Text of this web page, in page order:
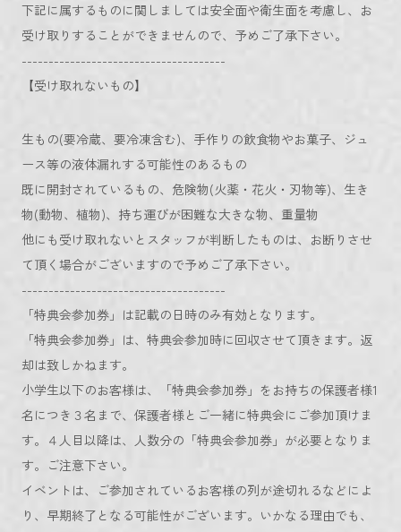
下記に属するものに関しましては安全面や衛生面を考慮し、お
受け取りすることができませんので、予めご了承下さい。
--------------------------------------
【受け取れないもの】
生もの(要冷蔵、要冷凍含む)、手作りの飲食物やお菓子、ジュ
ース等の液体漏れする可能性のあるもの
既に開封されているもの、危険物(火薬・花火・刃物等)、生き
物(動物、植物)、持ち運びが困難な大きな物、重量物
他にも受け取れないとスタッフが判断したものは、お断りさせ
て頂く場合がございますので予めご了承下さい。
--------------------------------------
「特典会参加券」は記載の日時のみ有効となります。
「特典会参加券」は、特典会参加時に回収させて頂きます。返
却は致しかねます。
小学生以下のお客様は、「特典会参加券」をお持ちの保護者様1
名につき３名まで、保護者様とご一緒に特典会にご参加頂けま
す。４人目以降は、人数分の「特典会参加券」が必要となりま
す。ご注意下さい。
イベントは、ご参加されているお客様の列が途切れるなどによ
り、早期終了となる可能性がございます。いかなる理由でも、